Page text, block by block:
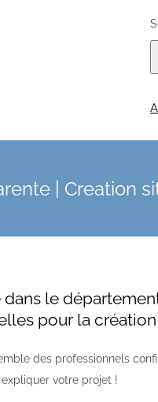
| Creation
le
pour la création
des professionnels
votre projet !